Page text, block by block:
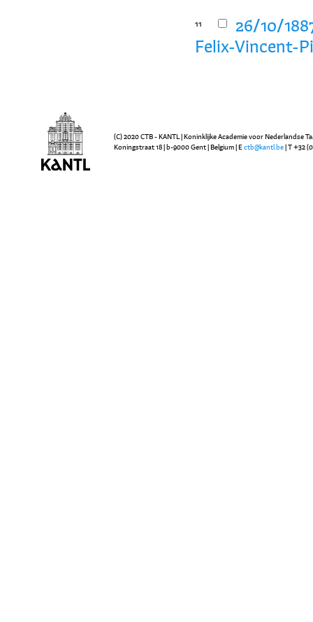
11
26/10/
Felix-Vincent-
(C) 2020 CTB - KANTL | Koninklijke Academie voor Nederlandse
Koningstraat 18 | b-9000 Gent | Belgium | E ctb@kantl.be | T +32